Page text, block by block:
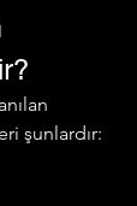
şunlardır: